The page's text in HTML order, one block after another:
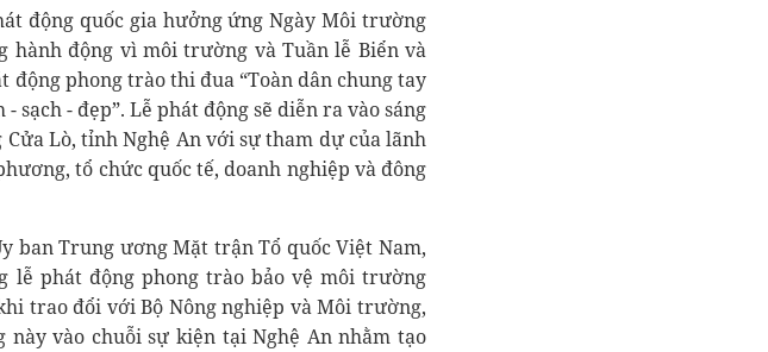
động quốc gia hưởng ứng Ngày Môi trường
hành động vì môi trường và Tuần lễ Biển và
động phong trào thi đua “Toàn dân chung tay
- đẹp”. Lễ phát động sẽ diễn ra vào sáng
Lò, tỉnh Nghệ An với sự tham dự của lãnh
tổ chức quốc tế, doanh nghiệp và đông
ban Trung ương Mặt trận Tổ quốc Việt Nam,
phát động phong trào bảo vệ môi trường
trao đổi với Bộ Nông nghiệp và Môi trường,
vào chuỗi sự kiện tại Nghệ An nhằm tạo